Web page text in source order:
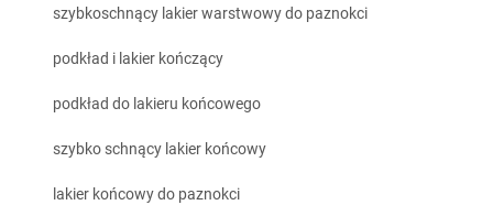
szybkoschnący lakier warstwowy do paznokci
podkład i lakier kończący
podkład do lakieru końcowego
szybko schnący lakier końcowy
lakier końcowy do paznokci